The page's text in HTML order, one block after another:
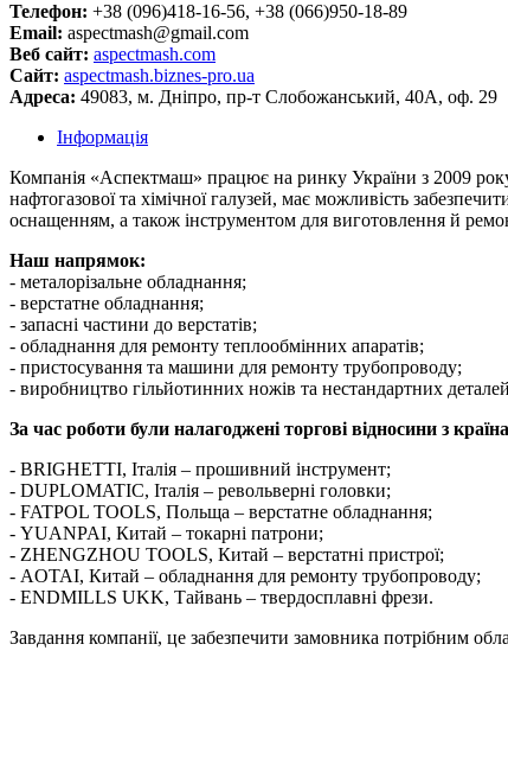
Телефон: +38 (096)418-16-56, +38 (066)950-18-89
Email: aspectmash@gmail.com
Веб сайт: aspectmash.com
Cайт: aspectmash.biznes-pro.ua
Адреса: 49083, м. Дніпро, пр-т Слобожанський, 40А, оф. 29
Інформація
Компанія «Аспектмаш» працює на ринку України з 2009
нафтогазової та хімічної галузей, має можливість
оснащенням, а також інструментом для виготовлення й
Наш напрямок:
- металорізальне обладнання;
- верстатне обладнання;
- запасні частини до верстатів;
- обладнання для ремонту теплообмінних апаратів;
- пристосування та машини для ремонту трубопроводу;
- виробництво гільйотинних ножів та нестандартних
За час роботи були налагоджені торгові відносини з
- BRIGHETTI, Італія – прошивний інструмент;
- DUPLOMATIC, Італія – револьверні головки;
- FATPOL TOOLS, Польща – верстатне обладнання;
- YUANPAI, Китай – токарні патрони;
- ZHENGZHOU TOOLS, Китай – верстатні пристрої;
- AOTAI, Китай – обладнання для ремонту трубопроводу;
- ENDMILLS UKK, Тайвань – твердосплавні фрези.
Завдання компанії, це забезпечити замовника потрібним